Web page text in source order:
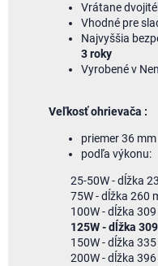
Vrátane
Vhodné pre
Najvyššia
3roky
Vyrobenév
Veľkosťohrievača :
priemer36 mm
podľa výkonu:
25-50W-dĺžka
75W-dĺžka 260
100W-dĺžka 309
125W-dĺžka 309
150W-dĺžka 335
200W-dĺžka 396